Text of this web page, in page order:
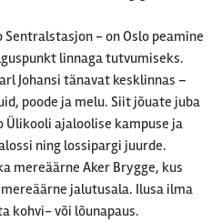
- on Oslo peamine
linnaga tutvumiseks.
Johansi tänavat kesklinnas –
poode ja melu. Siit jõuate juba
Ülikooli ajaloolise kampuse ja
ning lossipargi juurde.
mereäärne Aker Brygge, kus
jalutusala. Ilusa ilma
kohvi- või lõunapaus.